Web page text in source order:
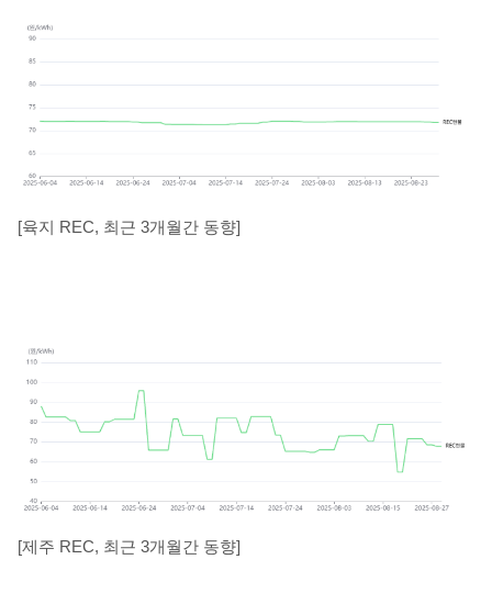
[육지 REC, 최근 3개월간 동향]
[제주 REC, 최근 3개월간 동향]